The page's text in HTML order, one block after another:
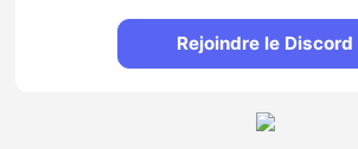
Rejoindre le Discord